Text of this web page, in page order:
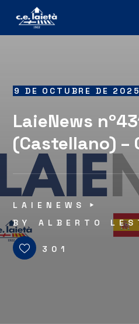
9 DE OCTUBRE DE 2025
LaieNews
(Castellano) –
LAIENEWS
BY ALBERTO
301